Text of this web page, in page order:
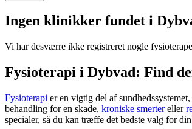
Ingen klinikker fundet i
Vi har desværre ikke registreret nogle
Fysioterapi i Dybvad: Find
Fysioterapi er en vigtig del af
behandling for en skade, kroniske smertereller
specialer, så du kan træffe det bedste valg for